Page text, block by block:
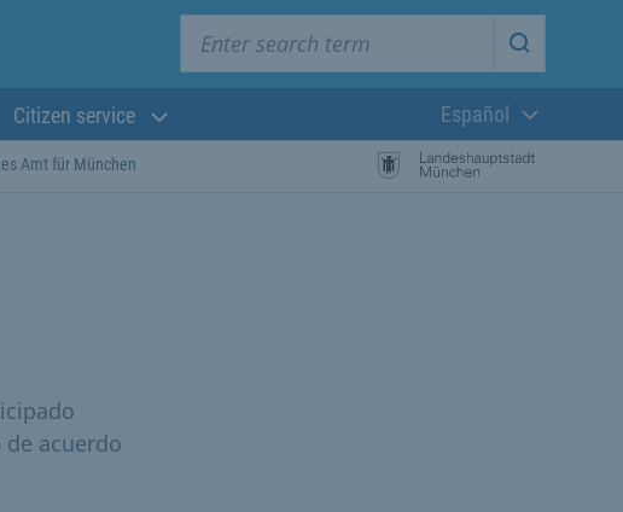
Start
Citizen service
Lengua actual:
Español
Amt für München
acuerdo